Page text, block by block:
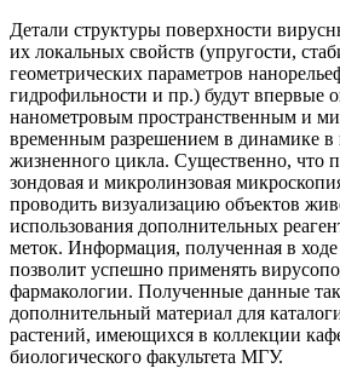
Детали структуры поверхности
их локальных свойств (упругости,
геометрических параметров
гидрофильности и пр.) будут впервые
нанометровым пространственным и
временным разрешением в динамике в
жизненного цикла. Существенно, что
зондовая и микролинзовая
проводить визуализацию объектов
использования дополнительных
меток. Информация, полученная в
позволит успешно применять
фармакологии. Полученные данные
дополнительный материал для
растений, имеющихся в коллекции
биологического факультета МГУ.